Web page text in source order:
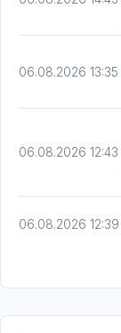
06.08.2026 13:35
06.08.2026 12:43
06.08.2026 12:39